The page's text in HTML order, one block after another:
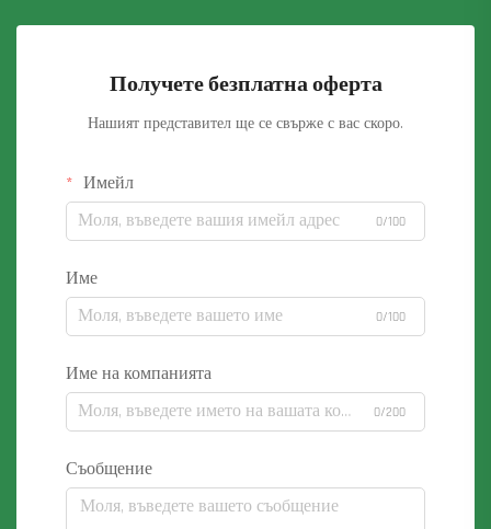
Получете безплатна оферта
Нашият представител ще се свърже с вас скоро.
Имейл
0/100
Име
0/100
Име на компанията
0/200
Съобщение